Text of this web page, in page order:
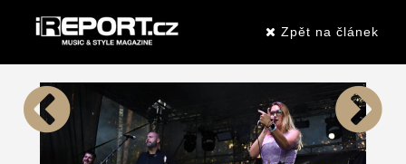
Zpět na článek